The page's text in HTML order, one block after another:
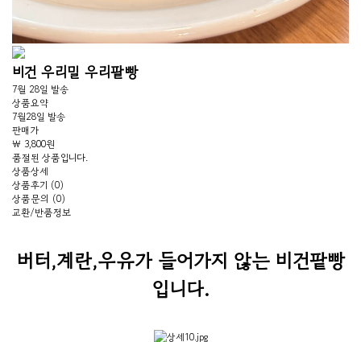
비건 우리밀 우리팥빵
7월 28일 발송
상품요약
7월28일 발송
판매가
₩ 3,800원
품절된 상품입니다.
상품상세
상품후기 (0)
상품문의 (0)
교환/반품정보
버터,계란,우유가 들어가지 않는 비건팥빵
입니다.